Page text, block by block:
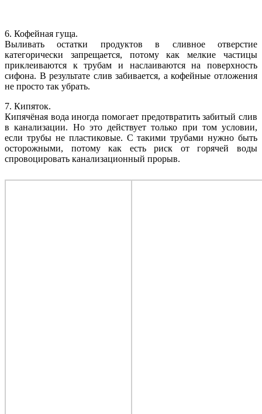
6. Кофейная гуща.
Выливать остатки продуктов в сливное отверстие
категорически запрещается, потому как мелкие частицы
приклеиваются к трубам и наслаиваются на поверхность
сифона. В результате слив забивается, а кофейные отложения
не просто так убрать.
7. Кипяток.
Кипячёная вода иногда помогает предотвратить забитый слив
в канализации. Но это действует только при том условии,
если трубы не пластиковые. С такими трубами нужно быть
осторожными, потому как есть риск от горячей воды
спровоцировать канализационный прорыв.